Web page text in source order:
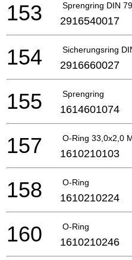
Sprengring DIN
153 2916540017
Sicherungsring
154 2916660027
Sprengring
155 1614601074
O-Ring 33,0x2,0
157 1610210103
O-Ring
158 1610210224
O-Ring
160 1610210246